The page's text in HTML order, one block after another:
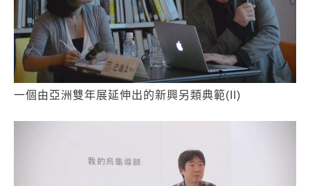
一個由亞洲雙年展延伸出的新興另類典範(II)